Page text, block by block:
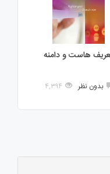
هاست و دامنه
بدون نظر ۴,۳۹۴